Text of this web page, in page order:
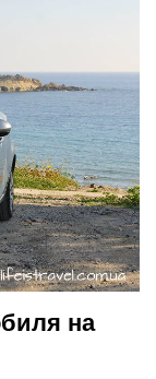
на